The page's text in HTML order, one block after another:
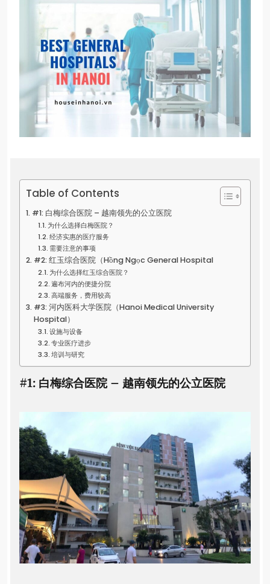
Table of Contents
#1: 白梅综合医院 – 越南领先的公立医院
为什么选择白梅医院？
经济实惠的医疗服务
需要注意的事项
#2: 红玉综合医院（Hồng Ngọc General Hospital
为什么选择红玉综合医院？
遍布河内的便捷分院
高端服务，费用较高
#3: 河内医科大学医院（Hanoi Medical University
Hospital）
设施与设备
专业医疗进步
培训与研究
#1: 白梅综合医院 – 越南领先的公立医院